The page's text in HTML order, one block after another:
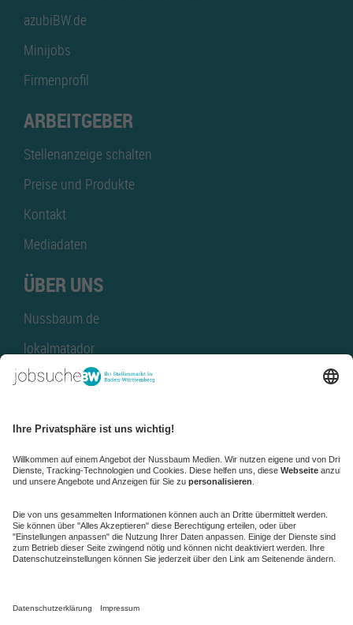
azubiBW.de
Minijobs
Firmenprofil
ARBEITGEBER
Stellenanzeige schalten
Preise und Produkte
Kontakt
Mediadaten
ÜBER UNS
Nussbaum.de
lokalmatador
kaufinBW
NussbaumID
Nussbaum Medien
de.jobble.org